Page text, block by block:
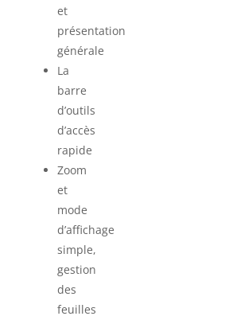
et
présentation
générale
La
barre
d’outils
d’accès
rapide
Zoom
et
mode
d’affichage
simple,
gestion
des
feuilles